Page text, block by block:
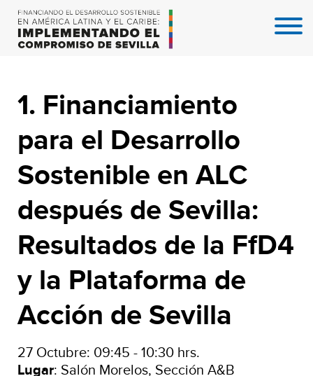
1. Financiamiento
para el Desarrollo
Sostenible en ALC
después de Sevilla:
Resultados de la FfD4
y la Plataforma de
Acción de Sevilla
27 Octubre: 09:45 - 10:30 hrs.
Lugar: Salón Morelos, Sección A&B